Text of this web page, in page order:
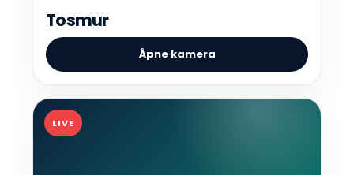
Tosmur
Åpne kamera
LIVE